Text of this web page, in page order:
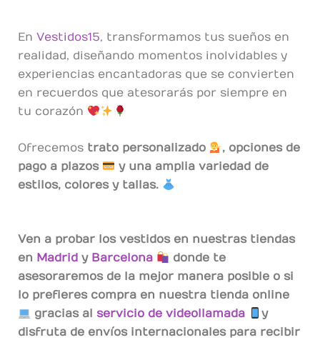
En Vestidos15, transformamos tus sueños en
realidad, diseñando momentos inolvidables y
experiencias encantadoras que se convierten
en recuerdos que atesorarás por siempre en
tu corazón
Ofrecemos trato personalizado
, opciones de
pago a plazos
y una amplia variedad de
estilos, colores y tallas.
Ven a probar los vestidos en nuestras tiendas
en Madrid y Barcelona
donde te
asesoraremos de la mejor manera posible o si
lo prefieres compra en nuestra tienda online
gracias al servicio de videollamada
y
disfruta de envíos internacionales para recibir